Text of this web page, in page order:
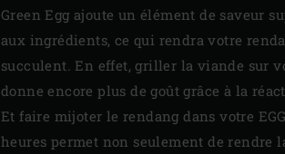
Green Egg ajoute un élément de saveur
aux ingrédients, ce qui rendra votre
succulent. En effet, griller la viande sur
donne encore plus de goût grâce à la
Et faire mijoter le rendang dans votre
heures permet non seulement de rendre